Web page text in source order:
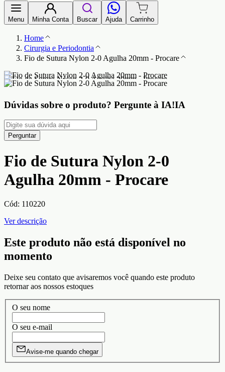
Menu Minha Conta Buscar Ajuda Carrinho
Home
Cirurgia e Periodontia
Fio de Sutura Nylon 2-0 Agulha 20mm - Procare
Dúvidas sobre o produto? Pergunte à IA!IA
Perguntar
Fio de Sutura Nylon 2-0
Agulha 20mm - Procare
Cód: 110220
Ver descrição
Este produto não está disponível no
momento
Deixe seu contato que avisaremos você quando este produto
retornar aos nossos estoques
O seu nome
O seu e-mail
Avise-me quando chegar